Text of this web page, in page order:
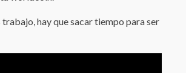
trabajo, hay que sacar tiempo para ser